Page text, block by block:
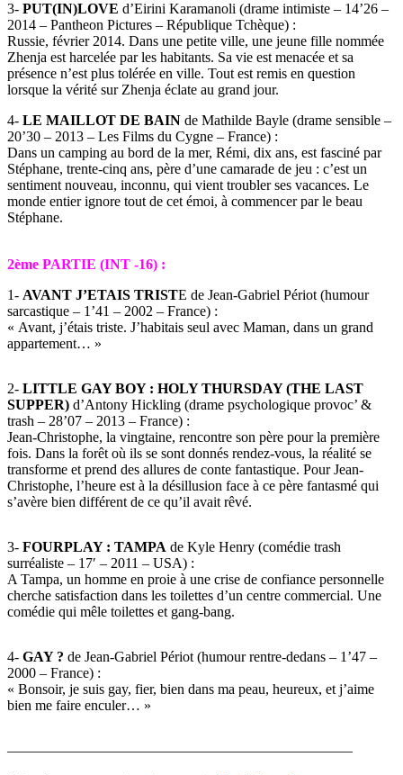
3- PUT(IN)LOVE d’Eirini Karamanoli (drame intimiste – 14’26 –
2014 – Pantheon Pictures – République Tchèque) :
Russie, février 2014. Dans une petite ville, une jeune fille nommée
Zhenja est harcelée par les habitants. Sa vie est menacée et sa
présence n’est plus tolérée en ville. Tout est remis en question
lorsque la vérité sur Zhenja éclate au grand jour.
4- LE MAILLOT DE BAIN de Mathilde Bayle (drame sensible –
20’30 – 2013 – Les Films du Cygne – France) :
Dans un camping au bord de la mer, Rémi, dix ans, est fasciné par
Stéphane, trente-cinq ans, père d’une camarade de jeu : c’est un
sentiment nouveau, inconnu, qui vient troubler ses vacances. Le
monde entier ignore tout de cet émoi, à commencer par le beau
Stéphane.
2ème PARTIE (INT -16) :
1- AVANT J’ETAIS TRISTE de Jean-Gabriel Périot (humour
sarcastique – 1’41 – 2002 – France) :
« Avant, j’étais triste. J’habitais seul avec Maman, dans un grand
appartement… »
2- LITTLE GAY BOY : HOLY THURSDAY (THE LAST
SUPPER) d’Antony Hickling (drame psychologique provoc’ &
trash – 28’07 – 2013 – France) :
Jean-Christophe, la vingtaine, rencontre son père pour la première
fois. Dans la forêt où ils se sont donnés rendez-vous, la réalité se
transforme et prend des allures de conte fantastique. Pour Jean-
Christophe, l’heure est à la désillusion face à ce père fantasmé qui
s’avère bien différent de ce qu’il avait rêvé.
3- FOURPLAY : TAMPA de Kyle Henry (comédie trash
surréaliste – 17′ – 2011 – USA) :
A Tampa, un homme en proie à une crise de confiance personnelle
cherche satisfaction dans les toilettes d’un centre commercial. Une
comédie qui mêle toilettes et gang-bang.
4- GAY ? de Jean-Gabriel Périot (humour rentre-dedans – 1’47 –
2000 – France) :
« Bonsoir, je suis gay, fier, bien dans ma peau, heureux, et j’aime
bien me faire enculer… »
————————————————————————